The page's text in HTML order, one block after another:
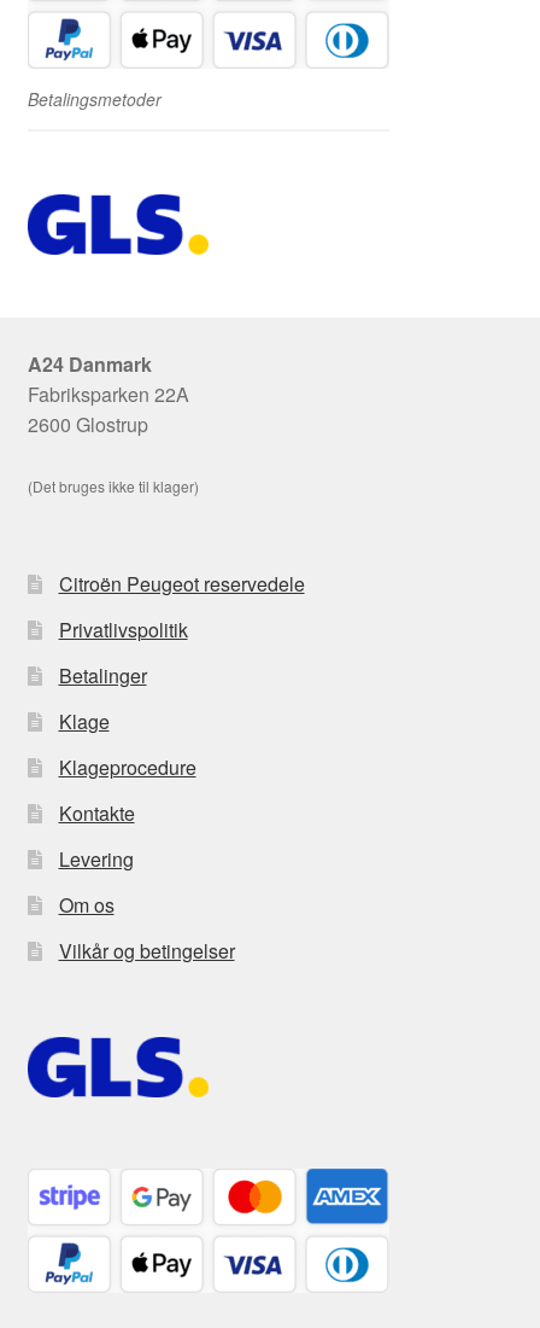
Betalingsmetoder
A24 Danmark
Fabriksparken 22A
2600 Glostrup
(Det bruges ikke til klager)
Citroën Peugeot reservedele
Privatlivspolitik
Betalinger
Klage
Klageprocedure
Kontakte
Levering
Om os
Vilkår og betingelser